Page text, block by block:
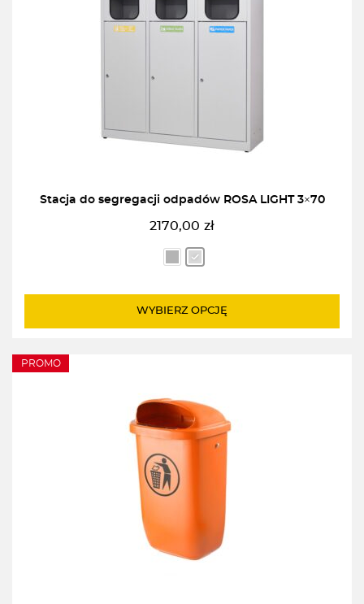
Stacja do segregacji odpadów ROSA LIGHT 3×70
2170,00 zł
WYBIERZ OPCJĘ
PROMO